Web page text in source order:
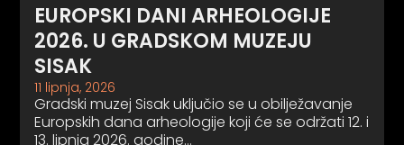
EUROPSKI DANI ARHEOLOGIJE
2026. U GRADSKOM MUZEJU
SISAK
11 lipnja, 2026
Gradski muzej Sisak uključio se u obilježavanje
Europskih dana arheologije koji će se održati 12. i
13. lipnja 2026. godine…